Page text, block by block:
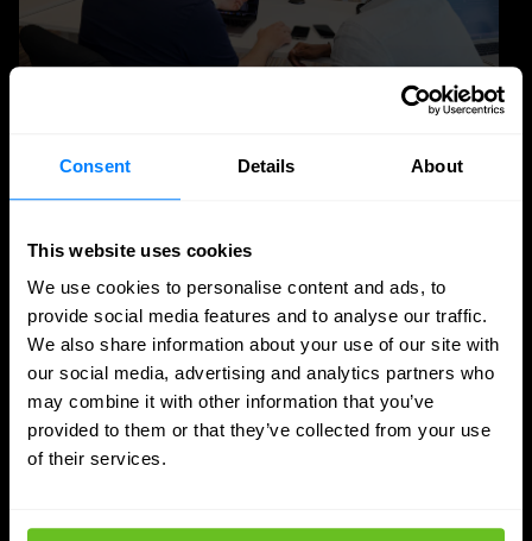
Consent Details About
This website uses cookies
We use cookies to personalise content and ads, to
provide social media features and to analyse our traffic.
We also share information about your use of our site with
our social media, advertising and analytics partners who
may combine it with other information that you’ve
provided to them or that they’ve collected from your use
of their services.
NGFW
Découvrez l'état des lieux du NGFW en 2026. Apprenez
comment les principales plateformes de pare-feu
nouvelle génération prennent en charge le modèle
zero-trust, la sécurité du cloud hybride et la réduction
des risques pour les entreprises modernes.
Enrico Bottos
Enrico Bottos